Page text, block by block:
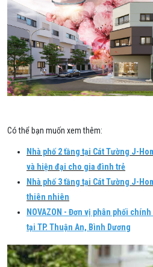
Có thể bạn muốn xem thêm:
Nhà phố 2 tầng tại Cát Tường J-
và hiện đại cho gia đình trẻ
Nhà phố 3 tầng tại Cát Tường J-
thiên nhiên
NOVAZON - Đơn vị phân phối
tại TP. Thuận An, Bình Dương